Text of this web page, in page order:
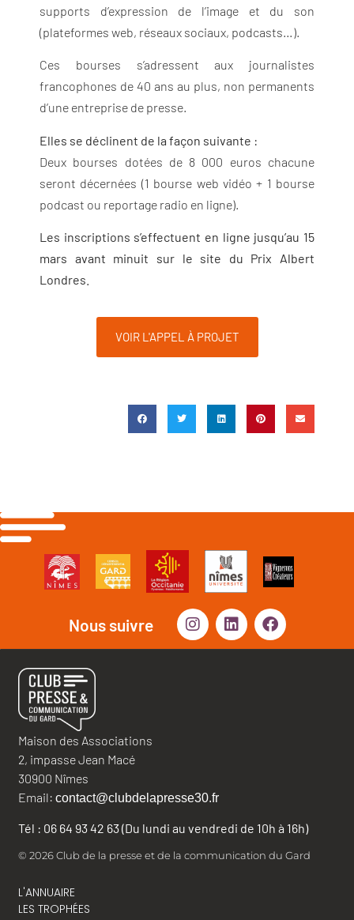
supports d’expression de l’image et du son
(plateformes web, réseaux sociaux, podcasts…).
Ces bourses s’adressent aux journalistes
francophones de 40 ans au plus, non permanents
d’une entreprise de presse.
Elles se déclinent de la façon suivante :
Deux bourses dotées de 8 000 euros chacune
seront décernées (1 bourse web vidéo + 1 bourse
podcast ou reportage radio en ligne).
Les inscriptions s’effectuent en ligne jusqu’au 15
mars avant minuit sur le site du Prix Albert
Londres.
VOIR L'APPEL À PROJET
Nous suivre
Maison des Associations
2, impasse Jean Macé
30900 Nîmes
Email: contact@clubdelapresse30.fr
Tél : 06 64 93 42 63 (Du lundi au vendredi de 10h à 16h)
© 2026 Club de la presse et de la communication du Gard
L'ANNUAIRE
LES TROPHÉES